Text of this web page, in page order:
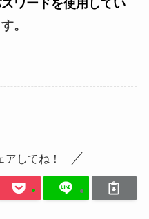
ワードを使用してい
。
アしてね！